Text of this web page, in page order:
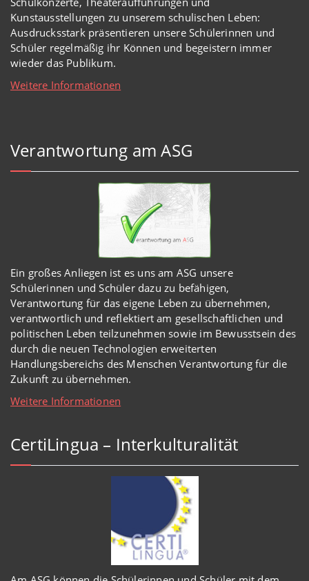
Kunstausstellungen zu unserem schulischen Leben:
Ausdrucksstark präsentieren unsere Schülerinnen und
Schüler regelmäßig ihr Können und begeistern immer
wieder das Publikum.
Weitere Informationen
Verantwortung am ASG
Ein großes Anliegen ist es uns am ASG unsere
Schülerinnen und Schüler dazu zu befähigen,
Verantwortung für das eigene Leben zu übernehmen,
verantwortlich und reflektiert am gesellschaftlichen und
politischen Leben teilzunehmen sowie im Bewusstsein des
durch die neuen Technologien erweiterten
Handlungsbereichs des Menschen Verantwortung für die
Zukunft zu übernehmen.
Weitere Informationen
CertiLingua – Interkulturalität